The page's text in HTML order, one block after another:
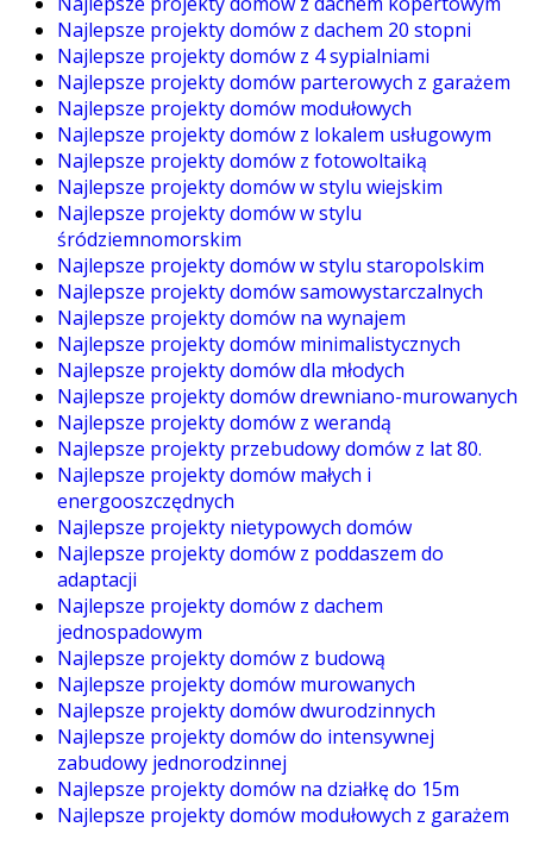
Najlepsze projekty domów z dachem 20 stopni
Najlepsze projekty domów z 4 sypialniami
Najlepsze projekty domów parterowych z garażem
Najlepsze projekty domów modułowych
Najlepsze projekty domów z lokalem usługowym
Najlepsze projekty domów z fotowoltaiką
Najlepsze projekty domów w stylu wiejskim
Najlepsze projekty domów w stylu
śródziemnomorskim
Najlepsze projekty domów w stylu staropolskim
Najlepsze projekty domów samowystarczalnych
Najlepsze projekty domów na wynajem
Najlepsze projekty domów minimalistycznych
Najlepsze projekty domów dla młodych
Najlepsze projekty domów drewniano-murowanych
Najlepsze projekty domów z werandą
Najlepsze projekty przebudowy domów z lat 80.
Najlepsze projekty domów małych i
energooszczędnych
Najlepsze projekty nietypowych domów
Najlepsze projekty domów z poddaszem do
adaptacji
Najlepsze projekty domów z dachem
jednospadowym
Najlepsze projekty domów z budową
Najlepsze projekty domów murowanych
Najlepsze projekty domów dwurodzinnych
Najlepsze projekty domów do intensywnej
zabudowy jednorodzinnej
Najlepsze projekty domów na działkę do 15m
Najlepsze projekty domów modułowych z garażem